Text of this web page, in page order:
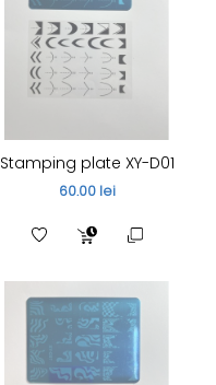
Stamping plate XY-D01
60.00 lei